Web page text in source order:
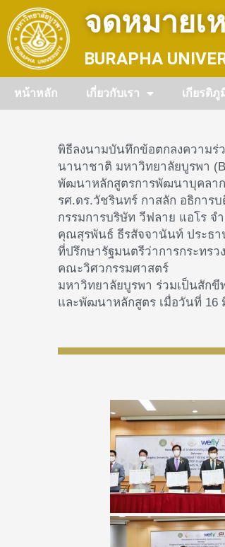
content
จดหมายเ
BURAPHA
หน้าหลัก เกี่ยวกับเรา เกียรติภู
พิธีลงนามบันทึกข้อตกลงความร่
นานาชาติ มหาวิทยาลัยบูรพา
พัฒนาหลักสูตรการพัฒนาบุคลาก
รศ.ดร.วัชรินทร์ กาสลัก อธิกา
กรรมการบริษัท วีฟลาย แอโร จ
คุณสุรพันธ์ ธีรสัจจานันท์ ประธา
ที่ปรึกษารัฐมนตรีว่าการกระทร
คณะวิศวกรรมศาสตร์
มหาวิทยาลัยบูรพา ร่วมเป็นสัก
และพัฒนาหลักสูตร เมื่อวันที่ 16